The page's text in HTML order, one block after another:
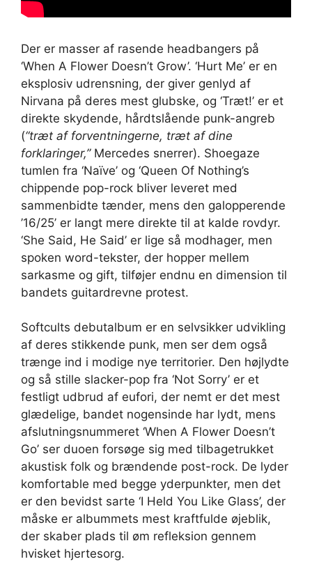
Der er masser af rasende headbangers på
‘When A Flower Doesn’t Grow’. ‘Hurt Me’ er en
eksplosiv udrensning, der giver genlyd af
Nirvana på deres mest glubske, og ‘Træt!’ er et
direkte skydende, hårdtslående punk-angreb
(“træt af forventningerne, træt af dine
forklaringer,”Mercedes snerrer). Shoegaze
tumlen fra ‘Naïve’ og ‘Queen Of Nothing’s
chippende pop-rock bliver leveret med
sammenbidte tænder, mens den galopperende
’16/25’ er langt mere direkte til at kalde rovdyr.
‘She Said, He Said’ er lige så modhager, men
spoken word-tekster, der hopper mellem
sarkasme og gift, tilføjer endnu en dimension til
bandets guitardrevne protest.
Softcults debutalbum er en selvsikker udvikling
af deres stikkende punk, men ser dem også
trænge ind i modige nye territorier. Den højlydte
og så stille slacker-pop fra ‘Not Sorry’ er et
festligt udbrud af eufori, der nemt er det mest
glædelige, bandet nogensinde har lydt, mens
afslutningsnummeret ‘When A Flower Doesn’t
Go’ ser duoen forsøge sig med tilbagetrukket
akustisk folk og brændende post-rock. De lyder
komfortable med begge yderpunkter, men det
er den bevidst sarte ‘I Held You Like Glass’, der
måske er albummets mest kraftfulde øjeblik,
der skaber plads til øm refleksion gennem
hvisket hjertesorg.